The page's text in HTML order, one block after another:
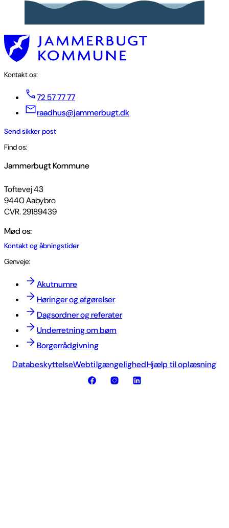
Kontakt os:
72 57 77 77
raadhus@jammerbugt.dk
Send sikker post
Find os:
Jammerbugt Kommune
Toftevej 43
9440 Aabybro
CVR. 29189439
Mød os:
Kontakt og åbningstider
Genveje:
Akutnumre
Høringer og afgørelser
Dagsordner og referater
Underretning om børn
Borgerrådgivning
DatabeskyttelseWebtilgængelighedHjælp til oplæsning